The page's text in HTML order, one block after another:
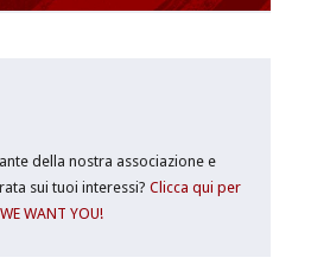
della nostra associazione e
sui tuoi interessi?Clicca qui per
WANT YOU!